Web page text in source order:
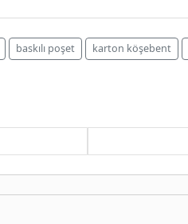
baskılı poşet karton köşebent